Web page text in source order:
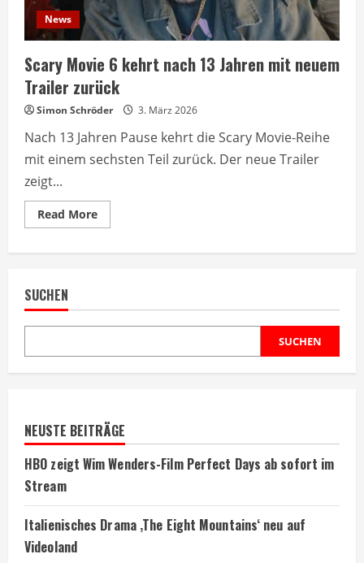
News
Scary Movie 6 kehrt nach 13 Jahren mit neuem
Trailer zurück
Simon Schröder 3. März 2026
Nach 13 Jahren Pause kehrt die Scary Movie-Reihe
mit einem sechsten Teil zurück. Der neue Trailer
zeigt...
Read MoreRead
more
Jahren
mit
zurück
SUCHEN
SUCHEN
NEUSTE BEITRÄGE
HBO zeigt Wim Wenders-Film Perfect Days ab sofort im
Stream
Italienisches Drama ‚The Eight Mountains‘ neu auf
Videoland